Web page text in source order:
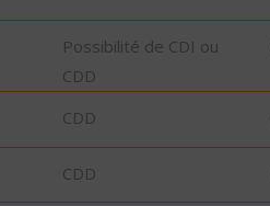
Possibilité de CDI ou
CDD
CDD
CDD